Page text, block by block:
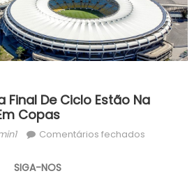
Final De Ciclo Estão Na
Copas
Comentários fechadosem
SIGA-NOS